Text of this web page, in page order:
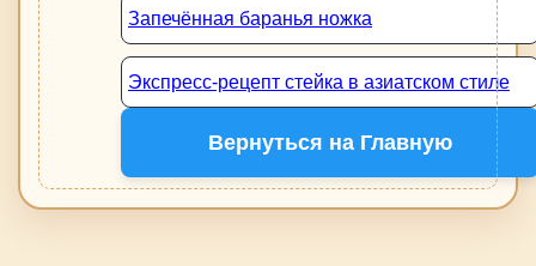
Запечённая баранья ножка
Экспресс-рецепт стейка в азиатском стиле
Вернуться на Главную